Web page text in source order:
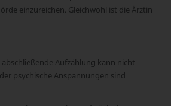
einzureichen. Gleichwohl ist die Ärztin
Aufzählung kann nicht
psychische Anspannungen sind